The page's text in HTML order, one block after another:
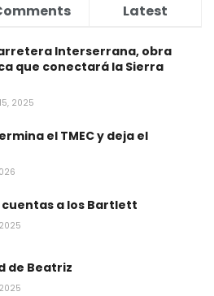
Latest
Interserrana, obra
que conectará la Sierra
2025
el TMEC y deja el
a los Bartlett
de Beatriz